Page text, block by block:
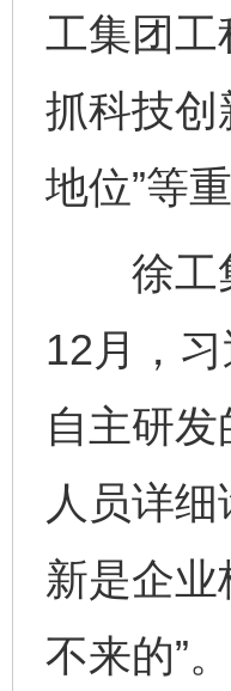
工集团工
抓科技创
地位”等
徐工集
12月，
自主研
人员详
新是企
不来的”。